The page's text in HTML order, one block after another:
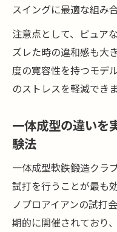
スイングに最適な組み
注意点として、ピュア
ズレた時の違和感も大
度の寛容性を持つモデ
のストレスを軽減できま
一体成型の違いを
験法
一体成型軟鉄鍛造クラ
試打を行うことが最も
ノプロアイアンの試打
期的に開催されており